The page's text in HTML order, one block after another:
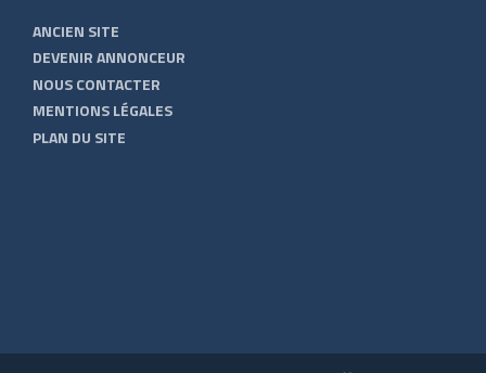
ANCIEN SITE
DEVENIR ANNONCEUR
NOUS CONTACTER
MENTIONS LÉGALES
PLAN DU SITE